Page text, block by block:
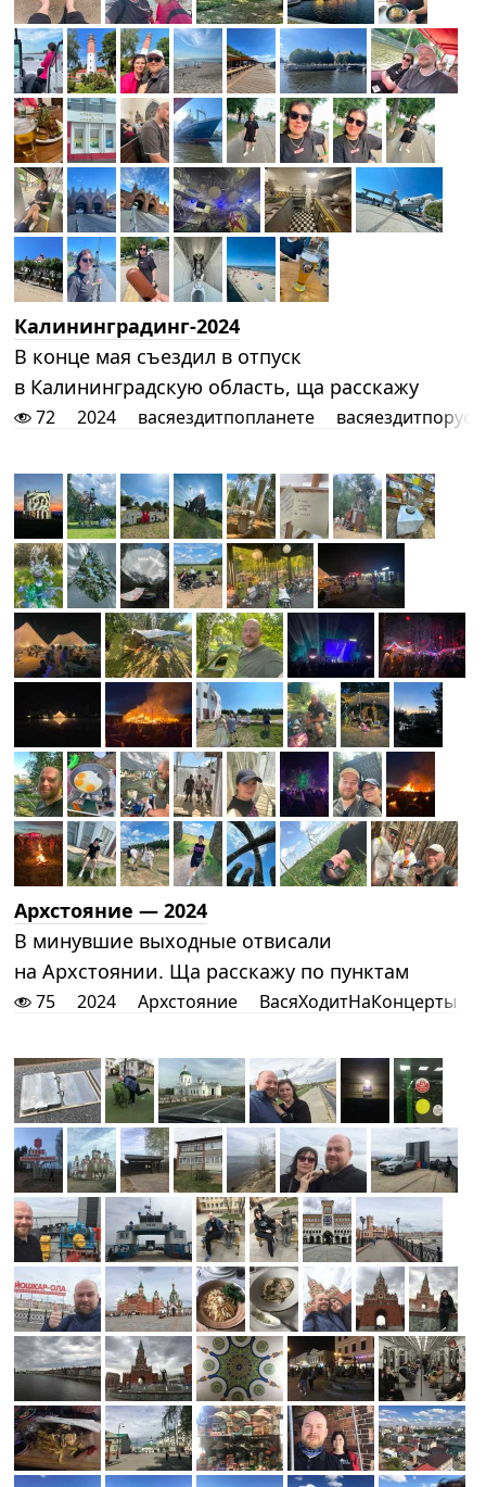
Калининградинг-2024
В конце мая съездил в отпуск
в Калининградскую область, ща расскажу
72 2024 васяездитпопланете васяездитпоруси
Архстояние — 2024
В минувшие выходные отвисали
на Архстоянии. Ща расскажу по пунктам
75 2024 Архстояние ВасяХодитНаКонцерты